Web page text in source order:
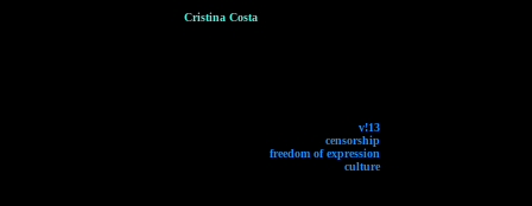
Cristina Costa
v!13
censorship
freedom of expression
culture